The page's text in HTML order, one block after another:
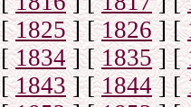
[1825] [1826] [
[1834] [1835] [
[1843 ] [1844] [